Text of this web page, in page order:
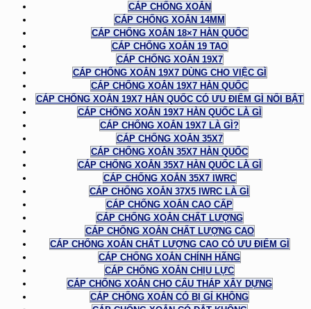
CÁP CHỐNG XOẮN
CÁP CHỐNG XOẮN 14MM
CÁP CHỐNG XOẮN 18×7 HÀN QUỐC
CÁP CHỐNG XOẮN 19 TAO
CÁP CHỐNG XOẮN 19X7
CÁP CHỐNG XOẮN 19X7 DÙNG CHO VIỆC GÌ
CÁP CHỐNG XOẮN 19X7 HÀN QUỐC
CÁP CHỐNG XOẮN 19X7 HÀN QUỐC CÓ ƯU ĐIỂM GÌ NỔI BẬT
CÁP CHỐNG XOẮN 19X7 HÀN QUỐC LÀ GÌ
CÁP CHỐNG XOẮN 19X7 LÀ GÌ?
CÁP CHỐNG XOẮN 35X7
CÁP CHỐNG XOẮN 35X7 HÀN QUỐC
CÁP CHỐNG XOẮN 35X7 HÀN QUỐC LÀ GÌ
CÁP CHỐNG XOẮN 35X7 IWRC
CÁP CHỐNG XOẮN 37X5 IWRC LÀ GÌ
CÁP CHỐNG XOẮN CAO CẤP
CÁP CHỐNG XOẮN CHẤT LƯỢNG
CÁP CHỐNG XOẮN CHẤT LƯỢNG CAO
CÁP CHỐNG XOẮN CHẤT LƯỢNG CAO CÓ ƯU ĐIỂM GÌ
CÁP CHỐNG XOẮN CHÍNH HÃNG
CÁP CHỐNG XOẮN CHỊU LỰC
CÁP CHỐNG XOẮN CHO CẨU THÁP XÂY DỰNG
CÁP CHỐNG XOẮN CÓ BỊ GỈ KHÔNG